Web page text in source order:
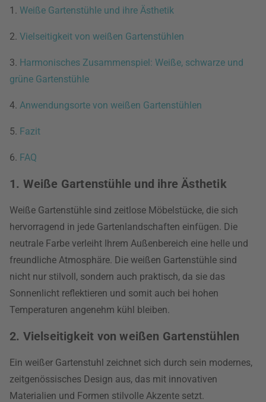
1. Weiße Gartenstühle und ihre Ästhetik
2. Vielseitigkeit von weißen Gartenstühlen
3. Harmonisches Zusammenspiel: Weiße, schwarze und
grüne Gartenstühle
4. Anwendungsorte von weißen Gartenstühlen
5. Fazit
6. FAQ
1. Weiße Gartenstühle und ihre Ästhetik
Weiße Gartenstühle sind zeitlose Möbelstücke, die sich
hervorragend in jede Gartenlandschaften einfügen. Die
neutrale Farbe verleiht Ihrem Außenbereich eine helle und
freundliche Atmosphäre. Die weißen Gartenstühle sind
nicht nur stilvoll, sondern auch praktisch, da sie das
Sonnenlicht reflektieren und somit auch bei hohen
Temperaturen angenehm kühl bleiben.
2. Vielseitigkeit von weißen Gartenstühlen
Ein weißer Gartenstuhl zeichnet sich durch sein modernes,
zeitgenössisches Design aus, das mit innovativen
Materialien und Formen stilvolle Akzente setzt.